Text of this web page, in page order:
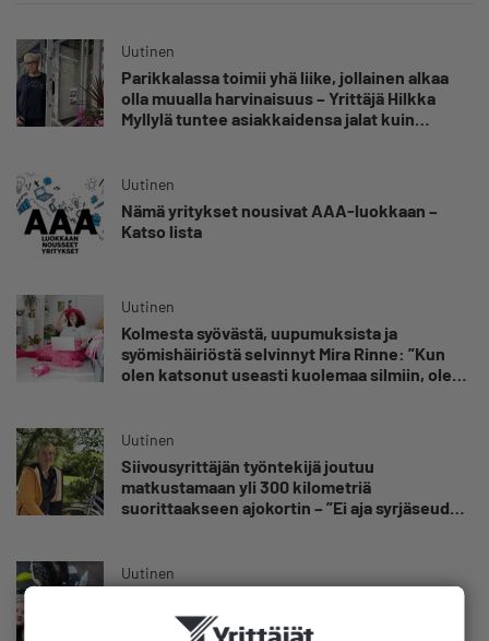
Uutinen
Parikkalassa toimii yhä liike, jollainen alkaa
olla muualla harvinaisuus – Yrittäjä Hilkka
Myllylä tuntee asiakkaidensa jalat kuin
Uutinen
Nämä yritykset nousivat AAA-luokkaan –
Katso lista
Uutinen
Kolmesta syövästä, uupumuksista ja
syömishäiriöstä selvinnyt Mira Rinne: ”Kun
olen katsonut useasti kuolemaa silmiin, olen
Uutinen
Siivousyrittäjän työntekijä joutuu
matkustamaan yli 300 kilometriä
suorittaakseen ajokortin – ”Ei aja syrjäseudun
Uutinen
Voimamiehen lettivideot poikivat yrittäjälle